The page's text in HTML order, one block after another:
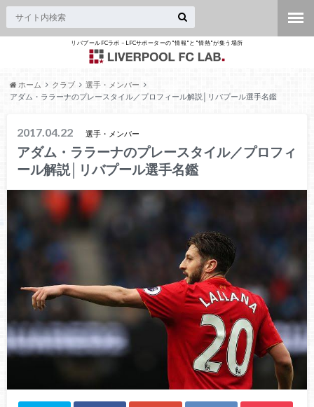
リバプールFCラボ – LFCサポーターの"情報"と"情熱"が集う場所
ホーム クラブ
選手・メンバー
アダム・ララーナのプレースタイル／プロフィール解説│リバプール選手名鑑
2017.04.22 選手・メンバー
アダム・ララーナのプレースタイル／プロフィ
ール解説│リバプール選手名鑑